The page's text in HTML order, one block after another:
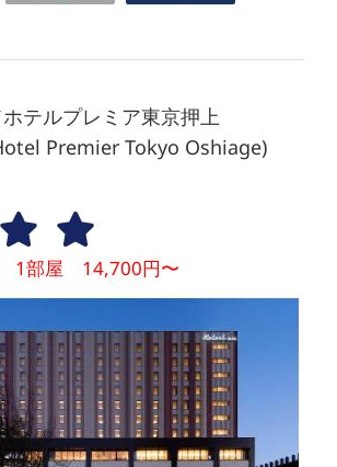
テルプレミア東京押上
Premier Tokyo Oshiage)
1部屋 14,700円〜